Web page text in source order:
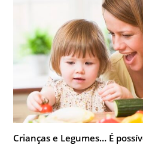
Crianças e Legumes… É